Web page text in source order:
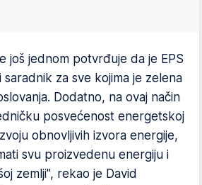
još jednom potvrđuje da je EPS
za sve kojima je zelena
Dodatno, na ovaj način
posvećenost energetskoj
obnovljivih izvora energije,
svu proizvedenu energiju i
zemlji", rekao je David